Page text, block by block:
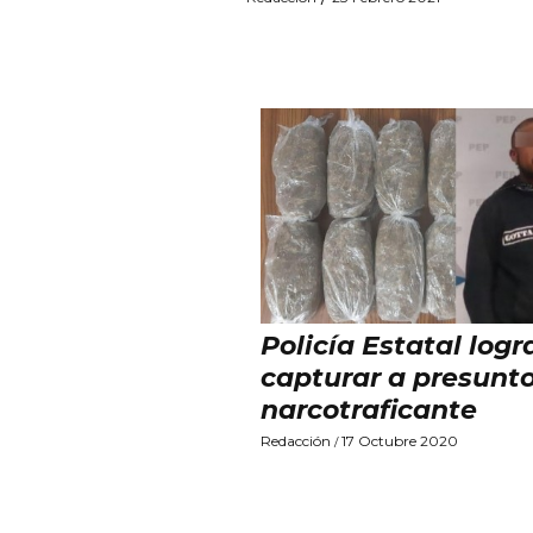
Policía Estatal
capturar a
narcotraficante
Redacción /17 Octubre 2020